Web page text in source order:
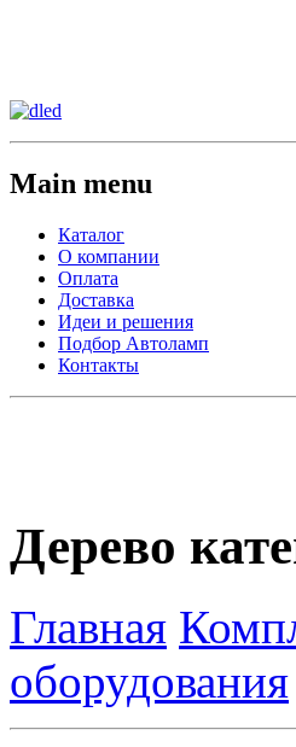
Main menu
Каталог
О компании
Оплата
Доставка
Идеи и решения
Подбор Автоламп
Контакты
Дерево
Главная
оборудования